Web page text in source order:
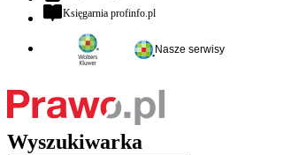
Księgarnia profinfo.plotwiera się w nowej karcie
Nasze serwisy
Wyszukiwarka